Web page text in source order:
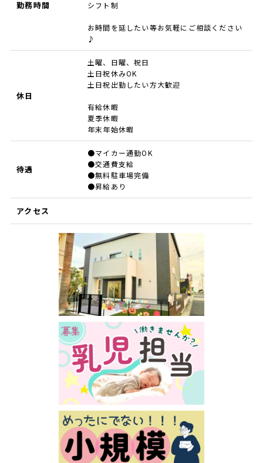
勤務時間 シフト制
お時間を延したい等お気軽にご相談ください
♪
休日
土曜、日曜、祝日
土日祝休みOK
土日祝出勤したい方大歓迎
有給休暇
夏季休暇
年末年始休暇
待遇
●マイカー通勤OK
●交通費支給
●無料駐車場完備
●昇給あり
アクセス